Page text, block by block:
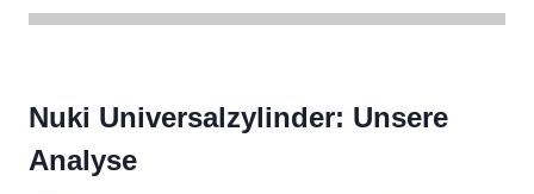
Nuki Universalzylinder: Unsere
Analyse